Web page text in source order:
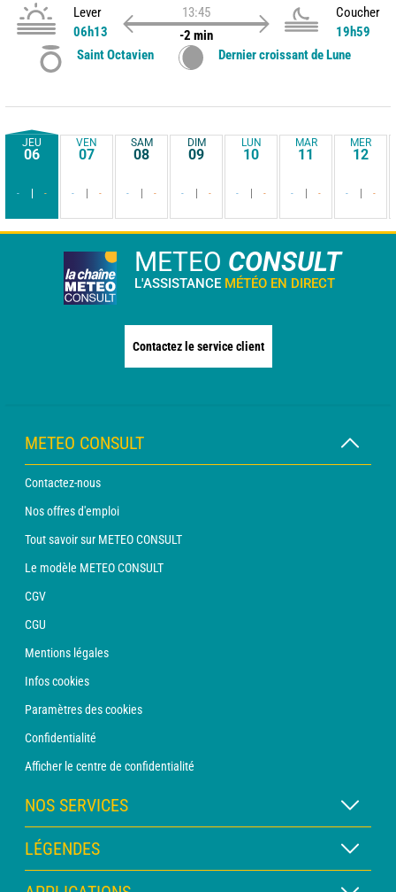
Lever
06h13
13:45
-2 min
Coucher
19h59
Saint Octavien
Dernier croissant de Lune
JEU
06
- -
VEN
07
- -
SAM
08
- -
DIM
09
- -
LUN
10
- -
MAR
11
- -
MER
12
- -
METEO CONSULT
L'ASSISTANCE MÉTÉO EN DIRECT
Contactez le service client
METEO CONSULT
Contactez-nous
Nos offres d'emploi
Tout savoir sur METEO CONSULT
Le modèle METEO CONSULT
CGV
CGU
Mentions légales
Infos cookies
Paramètres des cookies
Confidentialité
Afficher le centre de confidentialité
NOS SERVICES
Abonnement METEO Xpert
Abonnement METEO PRO
LÉGENDES
Légende des cartes